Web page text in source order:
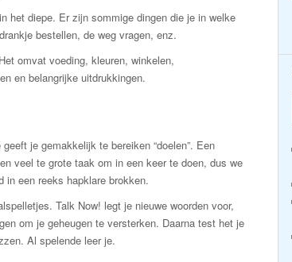
het diepe. Er zijn sommige dingen die je in welke
bestellen, de weg vragen, enz.
omvat voeding, kleuren, winkelen,
en belangrijke uitdrukkingen.
je gemakkelijk te bereiken “doelen”. Een
veel te grote taak om in een keer te doen, dus we
in een reeks hapklare brokken.
Talk Now! legt je nieuwe woorden voor,
om je geheugen te versterken. Daarna test het je
Al spelende leer je.